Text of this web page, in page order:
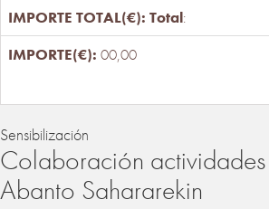
Total:
00,00
Sensibilización
Colaboración
Abanto Sahararekin